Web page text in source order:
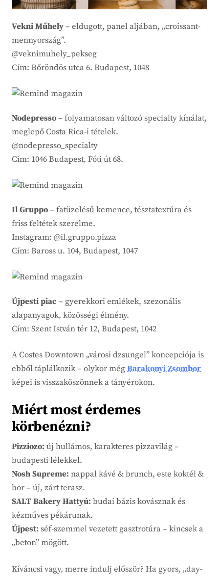
Vekni Műhely– eldugott, panel aljában, „croissant-
mennyország”.
@veknimuhely_pekseg
Cím: Bőröndös utca 6. Budapest, 1048
Nodepresso– folyamatosan változó specialty kínálat,
meglepő Costa Rica-i tételek.
@nodepresso_specialty
Cím: 1046 Budapest, Fóti út 68.
Il Gruppo– fatüzelésű kemence, tésztatextúra és
friss feltétek szerelme.
Instagram: @il.gruppo.pizza
Cím: Baross u. 104, Budapest, 1047
Újpesti piac – gyerekkori emlékek, szezonális
alapanyagok, közösségi élmény.
Cím: Szent István tér 12, Budapest, 1042
A Costes Downtown „városi dzsungel” koncepciója is
ebből táplálkozik – olykor mégBarakonyi Zsombor
képei is visszaköszönnek a tányérokon.
Miért most érdemes
körbenézni?
Pizziozo: új hullámos, karakteres pizzavilág –
budapesti lélekkel.
Nosh Supreme: nappal kávé & brunch, este koktél &
bor – új, zárt terasz.
SALT Bakery Hattyú: budai bázis kovásznak és
kézműves pékárunak.
Újpest: séf-szemmel vezetett gasztrotúra – kincsek a
„beton” mögött.
Kíváncsi vagy, merre indulj először? Ha gyors, „day-